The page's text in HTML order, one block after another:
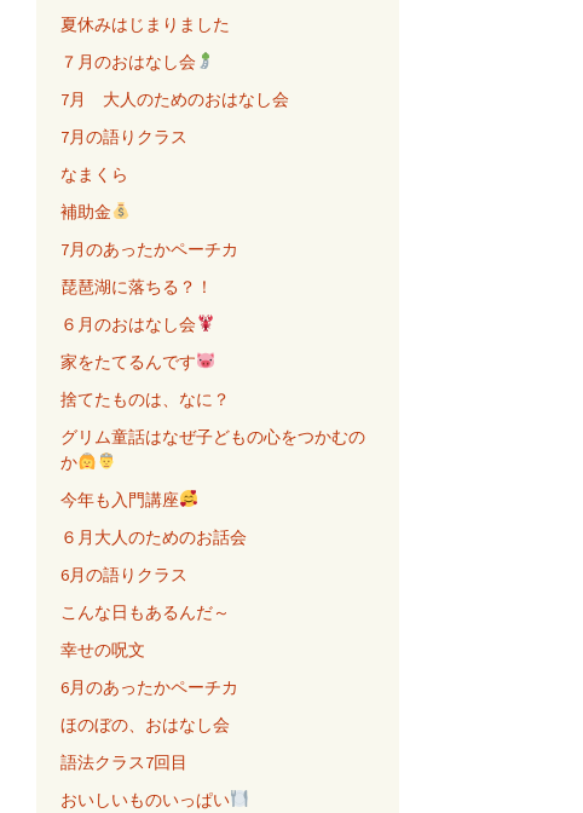
夏休みはじまりました
７月のおはなし会
7月 大人のためのおはなし会
7月の語りクラス
なまくら
補助金
7月のあったかペーチカ
琵琶湖に落ちる？！
６月のおはなし会
家をたてるんです
捨てたものは、なに？
グリム童話はなぜ子どもの心をつかむの
か
今年も入門講座
６月大人のためのお話会
6月の語りクラス
こんな日もあるんだ～
幸せの呪文
6月のあったかペーチカ
ほのぼの、おはなし会
語法クラス7回目
おいしいものいっぱい